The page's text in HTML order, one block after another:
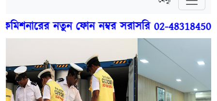
নতুন ফোন নম্বর সরাসরি 02-48318450, PA